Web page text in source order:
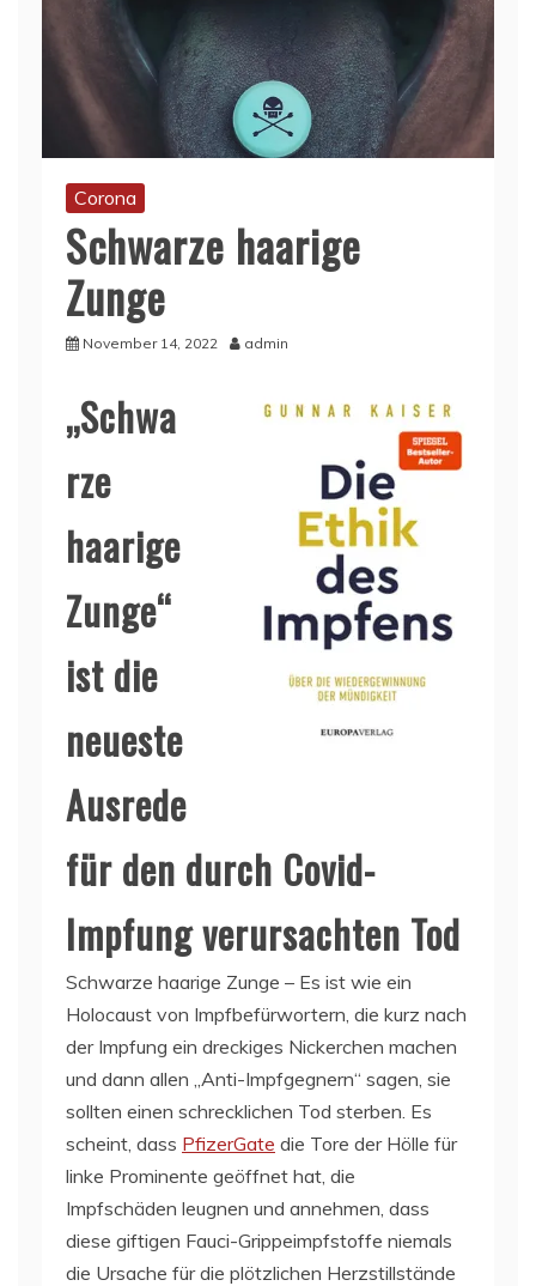
Corona
Schwarze haarige
Zunge
November 14, 2022 admin
„Schwa
rze
haarige
Zunge“
ist die
neueste
Ausrede
für den durch Covid-
Impfung verursachten Tod
Schwarze haarige Zunge – Es ist wie ein
Holocaust von Impfbefürwortern, die kurz nach
der Impfung ein dreckiges Nickerchen machen
und dann allen „Anti-Impfgegnern“ sagen, sie
sollten einen schrecklichen Tod sterben. Es
scheint, dass PfizerGate die Tore der Hölle für
linke Prominente geöffnet hat, die
Impfschäden leugnen und annehmen, dass
diese giftigen Fauci-Grippeimpfstoffe niemals
die Ursache für die plötzlichen Herzstillstände